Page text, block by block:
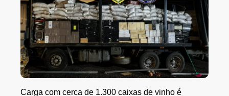
Carga com cerca de 1.300 caixas de vinho é